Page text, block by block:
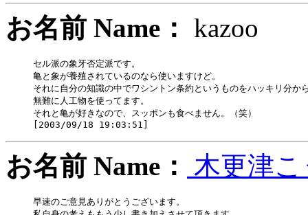
お名前 Name：
セル派の象牙否定派です。
亀と象が養殖されているのなら使いますけど。
それに自分の知識の中でワシントン条約というものをハッキリ分か
無難に人工物を使ってます。
それと亀が好きなので、スッポンも食べません。（笑）
お名前 Name： 木更津
早速のご意見ありがとうございます。